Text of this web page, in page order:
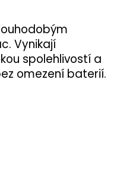
Vynikají
spolehlivostí a
omezení baterií.